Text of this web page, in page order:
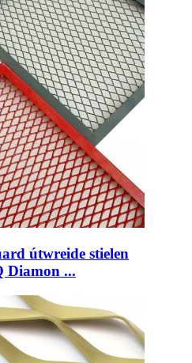
útwreide stielen
Diamon ...